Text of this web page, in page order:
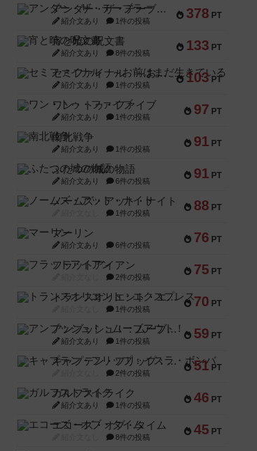
378 PT
アンダー・ザ・テーブラー
紹介文あり 1件の投稿
133 PT
宵と暁の呪文書
紹介文あり 8件の投稿
103 PT
セミファイナル ～お前はまだ生きている～
紹介文あり 1件の投稿
97 PT
ワン・トゥ・ファイブ
紹介文あり 1件の投稿
91 PT
南北戦争
紹介文あり 1件の投稿
91 PT
ふたつの城の物語
紹介文あり 6件の投稿
88 PT
ノームズ・アット・ナイト
1件の投稿
76 PT
マーリン
紹介文あり 6件の投稿
75 PT
フラットアイアン
2件の投稿
70 PT
トランスオリエント・エクスプレス
1件の投稿
59 PT
アンブッシュ！：ムーブアウト！
紹介文あり 1件の投稿
51 PT
キャプテン・フリップ：イスラ・ボンバ
2件の投稿
46 PT
ガルフストライク
紹介文あり 1件の投稿
45 PT
エコーズ・オブ・タイム
8件の投稿